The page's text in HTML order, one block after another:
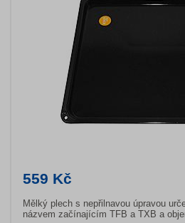
559 Kč
Mělký plech s nepřilnavou úpravou
názvem začínajícím TFB a TXB a